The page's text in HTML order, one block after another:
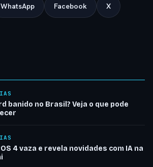
WhatsApp Facebook X
banido no Brasil? Veja o que pode
4 vaza e revela novidades com IA na